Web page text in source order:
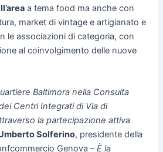
a tema food ma anche con
market di vintage e artigianato e
le associazioni di categoria, con
al coinvolgimento delle nuove
Baltimora nella Consulta
Centri Integrati di Via di
la partecipazione attiva
Solferino, presidente della
Genova –È la